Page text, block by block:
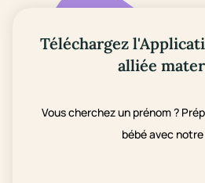
Téléchargez
alliée
Vous cherchez un prénom ?
bébé avec notre